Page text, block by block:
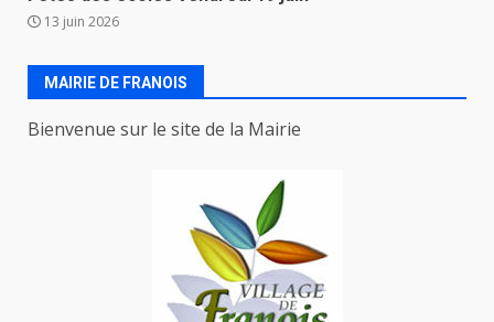
13 juin 2026
MAIRIE DE FRANOIS
Bienvenue sur le site de la Mairie